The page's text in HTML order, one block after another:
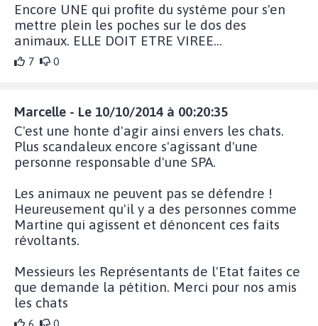
Encore UNE qui profite du système pour s'en
mettre plein les poches sur le dos des
animaux. ELLE DOIT ETRE VIREE...
7 0
Marcelle - Le 10/10/2014 à 00:20:35
C'est une honte d'agir ainsi envers les chats.
Plus scandaleux encore s'agissant d'une
personne responsable d'une SPA.
Les animaux ne peuvent pas se défendre !
Heureusement qu'il y a des personnes comme
Martine qui agissent et dénoncent ces faits
révoltants.
Messieurs les Représentants de l'Etat faites ce
que demande la pétition. Merci pour nos amis
les chats
6 0